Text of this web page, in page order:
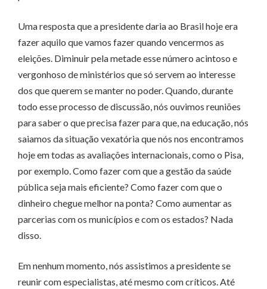
Uma resposta que a presidente daria ao Brasil hoje era
fazer aquilo que vamos fazer quando vencermos as
eleições. Diminuir pela metade esse número acintoso e
vergonhoso de ministérios que só servem ao interesse
dos que querem se manter no poder. Quando, durante
todo esse processo de discussão, nós ouvimos reuniões
para saber o que precisa fazer para que, na educação, nós
saiamos da situação vexatória que nós nos encontramos
hoje em todas as avaliações internacionais, como o Pisa,
por exemplo. Como fazer com que a gestão da saúde
pública seja mais eficiente? Como fazer com que o
dinheiro chegue melhor na ponta? Como aumentar as
parcerias com os municípios e com os estados? Nada
disso.
Em nenhum momento, nós assistimos a presidente se
reunir com especialistas, até mesmo com críticos. Até